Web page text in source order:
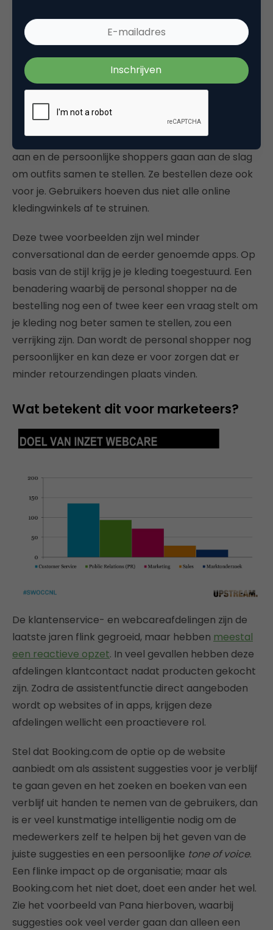
In de kledingcategorie kennen we twee bekendere
voorbeelden die dichterbij huis zijn,
Outfittery
. Twee websites die op basis van jouw
input kleding shoppen. Je geeft de stijl van kleding
aan en de persoonlijke shoppers gaan aan de slag
om outfits samen te stellen. Ze bestellen deze ook
voor je. Gebruikers hoeven dus niet alle online
kledingwinkels af te struinen.
Deze twee voorbeelden zijn wel minder
conversational dan de eerder genoemde apps. Op
basis van de stijl krijg je je kleding toegestuurd. Een
benadering waarbij de personal shopper na de
bestelling nog een of twee keer een vraag stelt om
je kleding nog beter samen te stellen, zou een
verrijking zijn. Dan wordt de personal shopper nog
persoonlijker en kan deze er voor zorgen dat er
minder retourzendingen plaats vinden.
Wat betekent dit voor marketeers?
De klantenservice- en webcareafdelingen zijn de
laatste jaren flink gegroeid, maar hebben meestal
een reactieve opzet. In veel gevallen hebben deze
afdelingen klantcontact nadat producten gekocht
zijn. Zodra de assistentfunctie direct aangeboden
wordt op websites of in apps, krijgen deze
afdelingen wellicht een proactievere rol.
Stel dat Booking.com de optie op de website
aanbiedt om als assistent suggesties voor je verblijf
te gaan geven en het zoeken en boeken van een
verblijf uit handen te nemen van de gebruikers, dan
is er veel kunstmatige intelligentie nodig om de
medewerkers zelf te helpen bij het geven van de
juiste suggesties en een persoonlijke tone of voice.
Een flinke impact op de organisatie; maar als
Booking.com het niet doet, doet een ander het wel.
Zie het voorbeeld van Pana hierboven, waarbij
suggesties ook veel verder gaan dan alleen een